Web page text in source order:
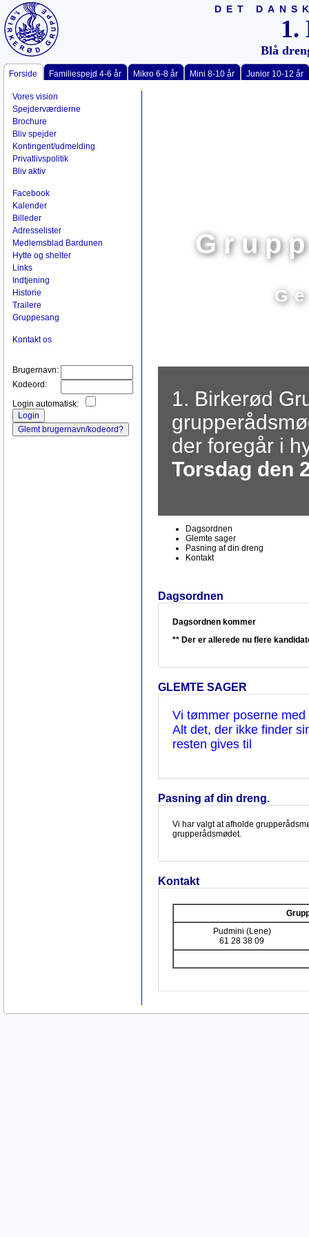
DET
1.
Blå
Forside Familiespejd 4-6 år Mikro 6-8 år Mini 8-10 år Junior 10-12 år
Vores vision
Spejderværdierne
Brochure
Bliv spejder
Kontingent/udmelding
Privatlivspolitik
Bliv aktiv
Facebook
Kalender
Billeder
Adresselister
Medlemsblad Bardunen
Hytte og shelter
Links
Indtjening
Historie
Trailere
Gruppesang
Kontakt os
Brugernavn:
Kodeord:
Login automatisk:
1. Birkerød
der foregår i
Torsdag den
Dagsordnen
Glemte sager
Pasning af din dreng
Kontakt
Dagsordnen
Dagsordnen kommer
** Der er allerede nu flere
GLEMTE SAGER
Vi tømmer poserne
Alt det, der ikke finder
resten gives til
Pasning af din dreng.
Vi har valgt at afholde
grupperådsmødet.
Kontakt
Pudmini (Lene)
61 28 38 09